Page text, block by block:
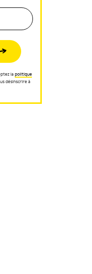
la politique
désinscrire à